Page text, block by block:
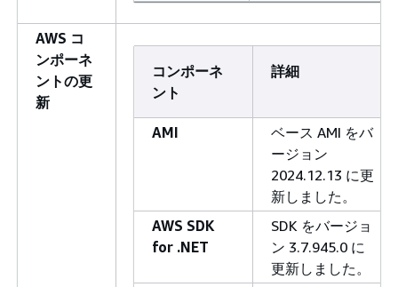
AWS コ
ンポーネ
ントの更
新
コンポーネ
ント
詳細
AMI
ベース AMI をバ
ージョン
2024.12.13 に更
新しました。
AWS SDK
for .NET
SDK をバージョ
ン 3.7.945.0 に
更新しました。